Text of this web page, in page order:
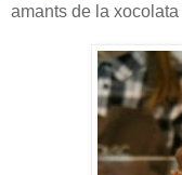
amants de la